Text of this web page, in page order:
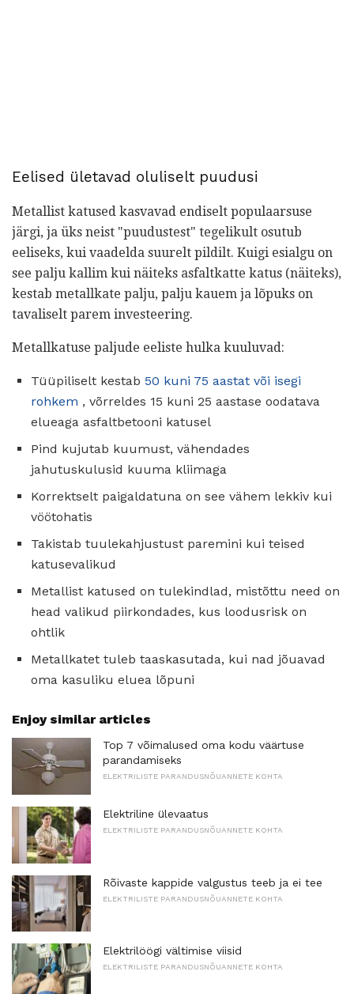
Eelised ületavad oluliselt puudusi
Metallist katused kasvavad endiselt populaarsuse
järgi, ja üks neist "puudustest" tegelikult osutub
eeliseks, kui vaadelda suurelt pildilt. Kuigi esialgu on
see palju kallim kui näiteks asfaltkatte katus (näiteks),
kestab metallkate palju, palju kauem ja lõpuks on
tavaliselt parem investeering.
Metallkatuse paljude eeliste hulka kuuluvad:
Tüüpiliselt kestab 50 kuni 75 aastat või isegi
rohkem , võrreldes 15 kuni 25 aastase oodatava
elueaga asfaltbetooni katusel
Pind kujutab kuumust, vähendades
jahutuskulusid kuuma kliimaga
Korrektselt paigaldatuna on see vähem lekkiv kui
vöötohatis
Takistab tuulekahjustust paremini kui teised
katusevalikud
Metallist katused on tulekindlad, mistõttu need on
head valikud piirkondades, kus loodusrisk on
ohtlik
Metallkatet tuleb taaskasutada, kui nad jõuavad
oma kasuliku eluea lõpuni
Enjoy similar articles
Top 7 võimalused oma kodu väärtuse
parandamiseks
ELEKTRILISTE PARANDUSNÕUANNETE KOHTA
Elektriline ülevaatus
ELEKTRILISTE PARANDUSNÕUANNETE KOHTA
Rõivaste kappide valgustus teeb ja ei tee
ELEKTRILISTE PARANDUSNÕUANNETE KOHTA
Elektrilöögi vältimise viisid
ELEKTRILISTE PARANDUSNÕUANNETE KOHTA